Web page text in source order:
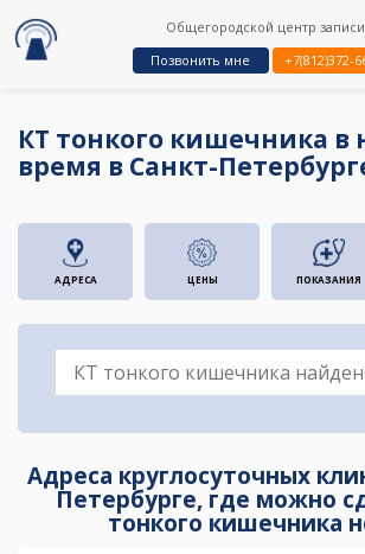
Общегородской центр записи
Позвонить мне
+7(812)372-
КТ тонкого кишечника в
время в Санкт-
АДРЕСА ЦЕНЫ ПОКАЗАНИЯ
Адреса круглосуточных
Петербурге, где можно
тонкого кишечника